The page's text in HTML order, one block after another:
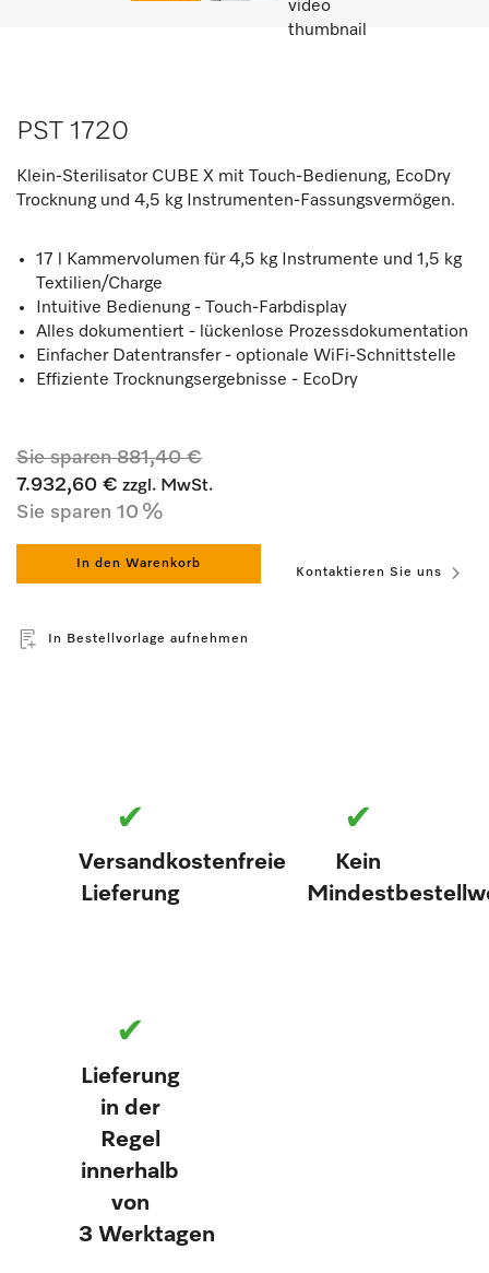
PST 1720
Klein-Sterilisator CUBE X mit Touch-Bedienung, EcoDry
Trocknung und 4,5 kg Instrumenten-Fassungsvermögen.
17 l Kammervolumen für 4,5 kg Instrumente und 1,5 kg
Textilien/Charge
Intuitive Bedienung - Touch-Farbdisplay
Alles dokumentiert - lückenlose Prozessdokumentation
Einfacher Datentransfer - optionale WiFi-Schnittstelle
Effiziente Trocknungsergebnisse - EcoDry
Sie sparen881,40 €
7.932,60 € zzgl. MwSt.
Sie sparen 10 %
In den Warenkorb
Kontaktieren Sie uns
In Bestellvorlage aufnehmen
✔
Versandkostenfreie
Lieferung
✔
Kein
✔
Lieferung
in der
Regel
innerhalb
von
3 Werktagen